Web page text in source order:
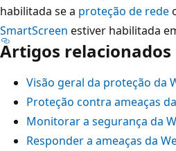
habilitada se a proteção de rede
SmartScreen estiver habilitada
Artigos relacionados
Visão geral da proteção da
Proteção contra ameaças
Monitorar a segurança da
Responder a ameaças da